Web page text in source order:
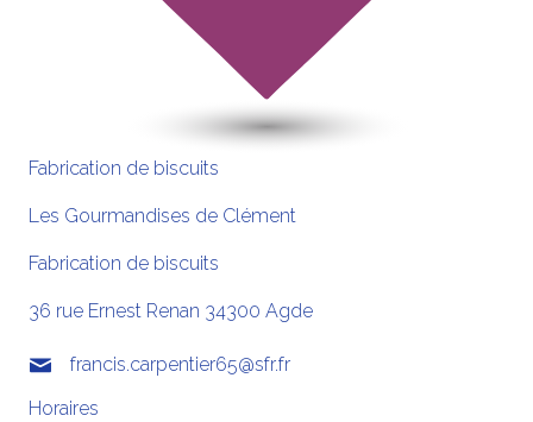
Fabrication de biscuits
Les Gourmandises de Clément
Fabrication de biscuits
36 rue Ernest Renan 34300 Agde
francis.carpentier65@sfr.fr
Horaires